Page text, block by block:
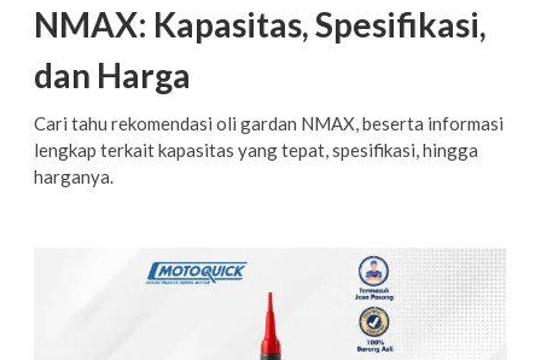
NMAX: Kapasitas, Spesifikasi,
dan Harga
Cari tahu rekomendasi oli gardan NMAX, beserta informasi
lengkap terkait kapasitas yang tepat, spesifikasi, hingga
harganya.